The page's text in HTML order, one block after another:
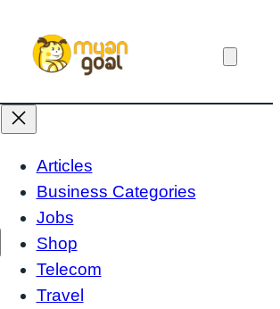
Articles
Business Categories
Jobs
Shop
Telecom
Travel